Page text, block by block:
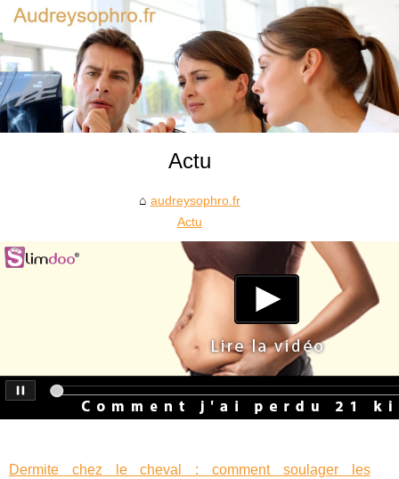
Actu
audreysophro.fr
Actu
Dermite chez le cheval : comment soulager les